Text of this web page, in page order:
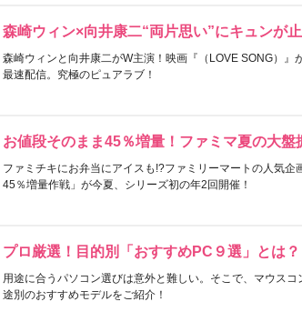
森崎ウィン×向井康二“両片思い”にキュンが止
森崎ウィンと向井康二がW主演！映画『（LOVE SONG）』
最速配信。究極のピュアラブ！
お値段そのまま45％増量！ファミマ夏の大盤
ファミチキにお弁当にアイスも!?ファミリーマートの人気企
45％増量作戦」が今夏、シリーズ初の年2回開催！
プロ厳選！目的別「おすすめPC９選」とは？
用途に合うパソコン選びは意外と難しい。そこで、マウスコ
途別のおすすめモデルをご紹介！